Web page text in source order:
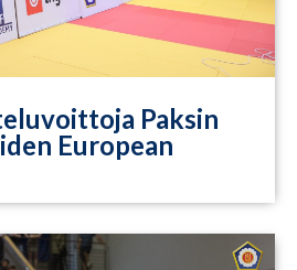
Paksin
European